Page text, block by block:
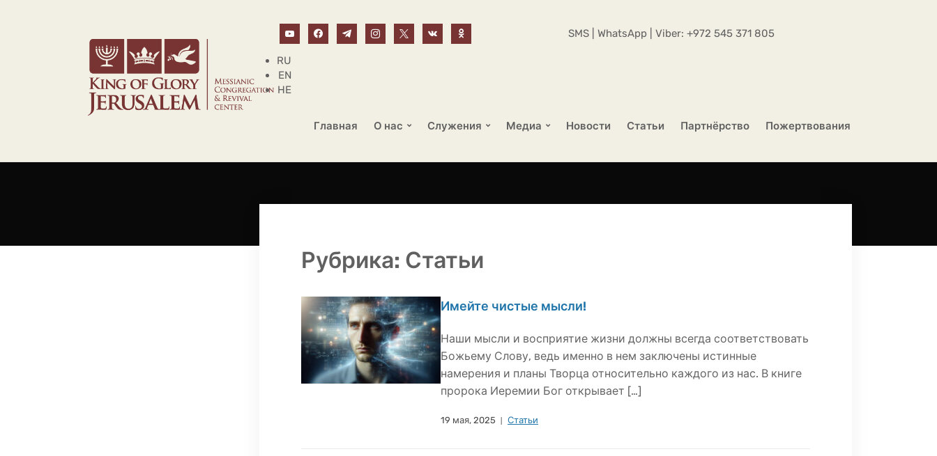
SMS | WhatsApp | Viber: +972 545 371 805
RU
EN
HE
Главная О нас Служения Медиа Новости Статьи Партнёрство Пожертвования
Рубрика: Статьи
Имейте чистые мысли!
Наши мысли и восприятие жизни должны всегда соответствовать
Божьему Слову, ведь именно в нем заключены истинные
намерения и планы Творца относительно каждого из нас. В книге
пророка Иеремии Бог открывает […]
19 мая, 2025 Статьи